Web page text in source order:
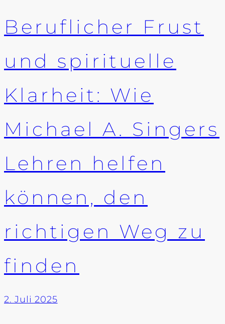
Beruflicher Frust
und spirituelle
Klarheit: Wie
Michael A. Singers
Lehren helfen
können, den
richtigen Weg zu
finden
2. Juli 2025